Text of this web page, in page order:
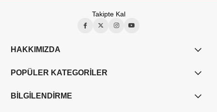
Takipte Kal
HAKKIMIZDA
POPÜLER KATEGORİLER
BİLGİLENDİRME